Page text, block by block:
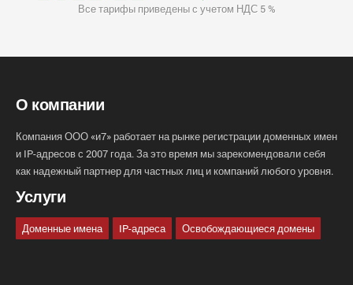
Все тарифы приведены с учетом НДС 5 %
О компании
Компания ООО «и7» работает на рынке регистрации доменных имен
и IP-адресов с 2007 года. За это время мы зарекомендовали себя
как надежный партнер для частных лиц и компаний любого уровня.
Услуги
Доменные имена IP-адреса Освобождающиеся домены